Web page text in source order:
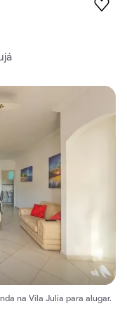
na Vila Julia para alugar.